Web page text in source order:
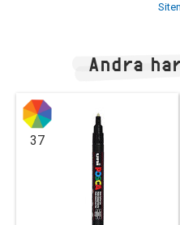
Andra
37